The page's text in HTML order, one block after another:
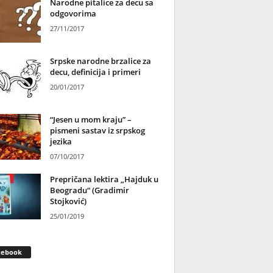
Narodne pitalice za decu sa
odgovorima
27/11/2017
Srpske narodne brzalice za
decu, definicija i primeri
20/01/2017
“Jesen u mom kraju” –
pismeni sastav iz srpskog
jezika
07/10/2017
Prepričana lektira „Hajduk u
Beogradu“ (Gradimir
Stojković)
25/01/2019